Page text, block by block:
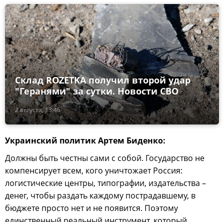
2 августа, 13:46
Склад ROZETKA получил второй удар
"Геранями" за сутки. Новости СВО
Украинский политик Артем Биденко:
Должны быть честны сами с собой. Государство не
компенсирует всем, кого уничтожает Россия:
логистические центры, типографии, издательства –
денег, чтобы раздать каждому пострадавшему, в
бюджете просто нет и не появится. Поэтому